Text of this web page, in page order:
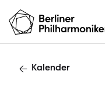
Kalender